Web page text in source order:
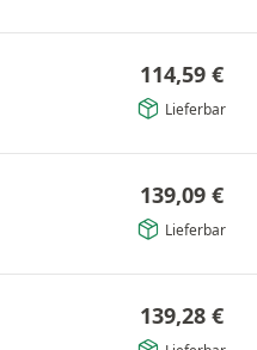
114,59 €
Lieferbar
139,09 €
Lieferbar
139,28 €